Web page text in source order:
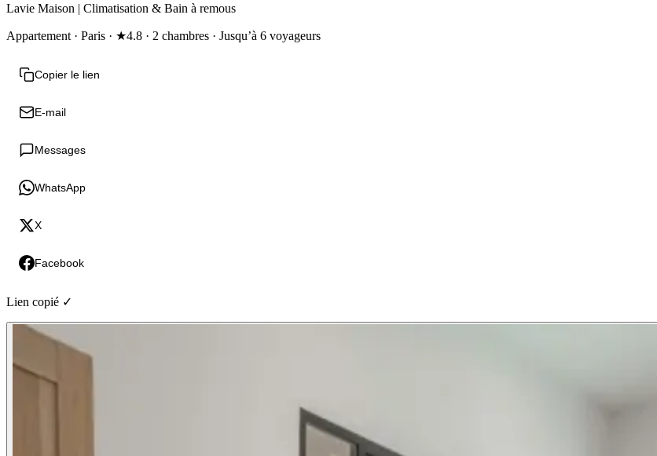
Lavie Maison | Climatisation & Bain à remous
Appartement · Paris · ★4.8 · 2 chambres · Jusqu’à 6 voyageurs
Copier le lien
E-mail
Messages
WhatsApp
X
Facebook
Lien copié ✓